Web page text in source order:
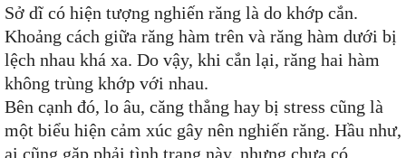
Sở dĩ có hiện tượng nghiến răng là do khớp cắn.
Khoảng cách giữa răng hàm trên và răng hàm dưới bị
lệch nhau khá xa. Do vậy, khi cắn lại, răng hai hàm
không trùng khớp với nhau.
Bên cạnh đó, lo âu, căng thẳng hay bị stress cũng là
một biểu hiện cảm xúc gây nên nghiến răng. Hầu như,
ai cũng gặp phải tình trạng này, nhưng chưa có